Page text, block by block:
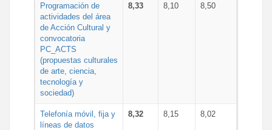
Programación de
actividades del área
de Acción Cultural y
convocatoria
PC_ACTS
(propuestas culturales
de arte, ciencia,
tecnología y
sociedad)
8,33 8,10 8,50
Telefonía móvil, fija y
líneas de datos
8,32 8,15 8,02